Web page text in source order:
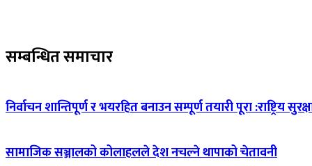
सम्बन्धित समाचार
निर्वाचन शान्तिपूर्ण र भयरहित बनाउन सम्पूर्ण तयारी पूरा :राष्ट्रिय
सामाजिक सञ्जालको कोलाहलले देश नचल्ने थापाको चेतावनी